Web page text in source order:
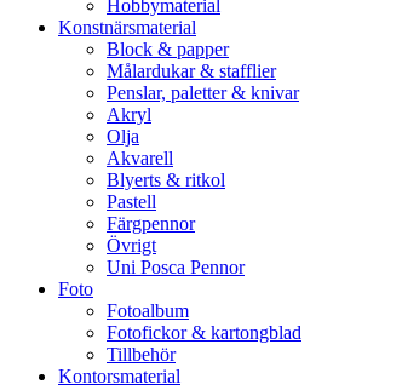
Hobbymaterial
Konstnärsmaterial
Block & papper
Målardukar & stafflier
Penslar, paletter & knivar
Akryl
Olja
Akvarell
Blyerts & ritkol
Pastell
Färgpennor
Övrigt
Uni Posca Pennor
Foto
Fotoalbum
Fotofickor & kartongblad
Tillbehör
Kontorsmaterial